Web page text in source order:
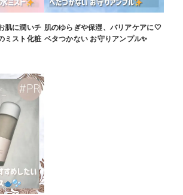
肌に潤いチ
ミスト化粧
肌のゆらぎや保湿、バリアケアに🤍
ベタつかない お守りアンプル✨️